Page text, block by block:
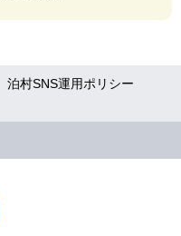
泊村SNS運用ポリシー